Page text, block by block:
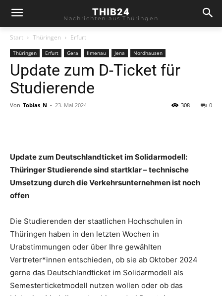
THIB24
Nachrichten aus Thüringen
Start Thüringen Erfurt
Thüringen Erfurt Gera Ilmenau Jena Nordhausen
Update zum D-Ticket für
Studierende
Von Tobias_N - 23. Mai 2024 0
308
Update zum Deutschlandticket im Solidarmodell:
Thüringer Studierende sind startklar – technische
Umsetzung durch die Verkehrsunternehmen ist noch
offen
Die Studierenden der staatlichen Hochschulen in
Thüringen haben in den letzten Wochen in
Urabstimmungen oder über Ihre gewählten
Vertreter*innen entschieden, ob sie ab Oktober 2024
gerne das Deutschlandticket im Solidarmodell als
Semesterticketmodell nutzen wollen oder ob das